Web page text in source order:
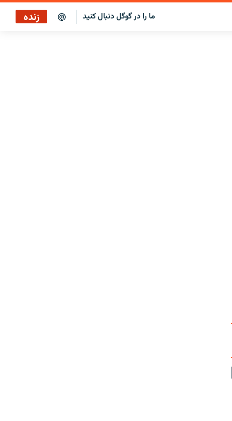
ما را در گوگل دنبال کنید زنده